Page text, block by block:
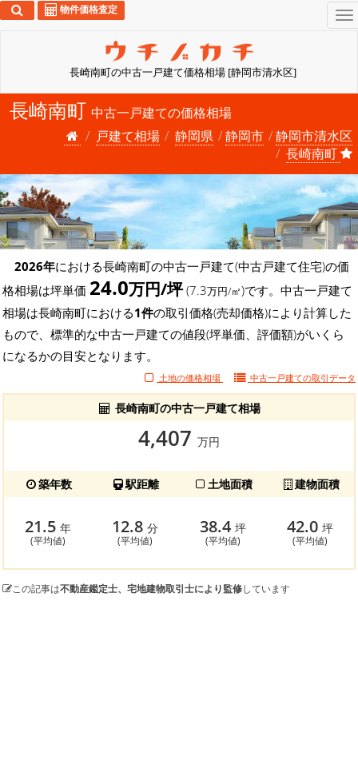
長崎南町の中古一戸建て価格相場 [静岡市清水区]
物件価格査定
長崎南町 中古一戸建ての価格相場
戸建て相場
静岡県 静岡市
静岡市清水区
長崎南町
2026年における長崎南町の中古一戸建て(中古戸建て住宅)の価
格相場は坪単価 24.0万円/坪(7.3万円/㎡)です。中古一戸建て
相場は長崎南町における1件の取引価格(売却価格)により計算した
もので、標準的な中古一戸建ての値段(坪単価、評価額)がいくら
になるかの目安となります。
土地の価格相場 中古一戸建ての取引データ
長崎南町の中古一戸建て相場
4,407 万円
築年数 駅距離 土地面積 建物面積
21.5 年
(平均値)
12.8分
(平均値)
38.4 坪
(平均値)
42.0坪
(平均値)
この記事は不動産鑑定士、宅地建物取引士により監修しています